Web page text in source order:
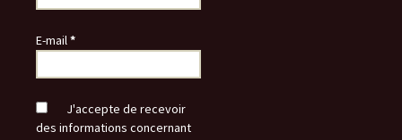
E-mail*
J'accepte de recevoir
des informations concernant